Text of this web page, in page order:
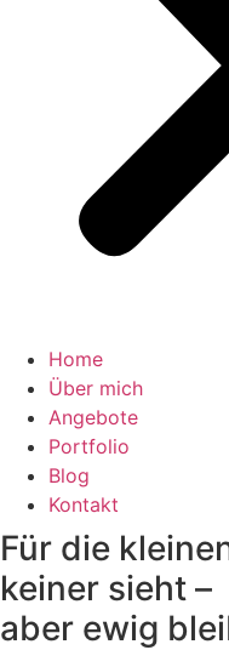
Home
Über mich
Angebote
Portfolio
Blog
Kontakt
Für die
keiner sieht –
aber ewig